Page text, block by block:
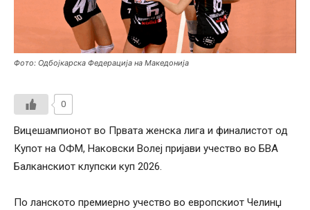
Фото: Одбојкарска Федерација на Македонија
0
Вицешампионот во Првата женска лига и финалистот од
Купот на ОФМ, Наковски Волеј пријави учество во БВА
Балканскиот клупски куп 2026.
По ланското премиерно учество во европскиот Челинџ